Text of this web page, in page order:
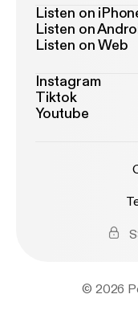
Listen on
Listen on
Listen on Web
Instagram
Tiktok
Youtube
© 2026